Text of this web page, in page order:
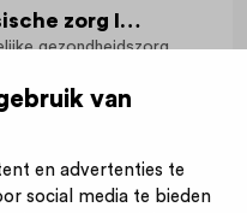
van
en advertenties te
social media te bieden
Regiebehandelaar forensische zorg I Samen bouwen aan herstel en veiligheid
gezondheidszorg